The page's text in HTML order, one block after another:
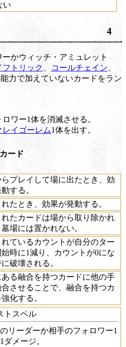
い
4
かウィッチ・アミュレット
フトリック、 コールチェイン
力で加えていないカードをラン
ワー1体を消滅させる。
レイゴーレム1体を出す。
ード
プレイして場に出たとき、効
する。
たとき、効果が発動する。
たカードは場から取り除かれ
場には置かれない。
ているカウントが自分のター
始時に1減り、カウントが0にな
破壊される。
る融合を持つカードに他の手
させることで、融合を持つカ
化する。
トスペル
リーダーか相手のフォロワー1
ダメージ。